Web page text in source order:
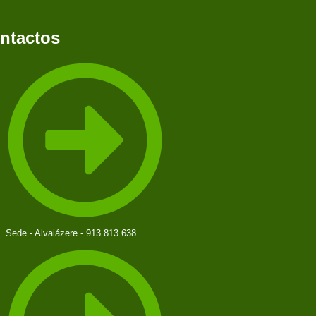
Sede - Alvaiázere - 913 813 638